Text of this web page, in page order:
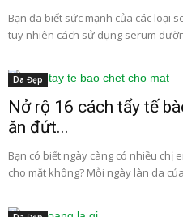
Bạn đã biết sức mạnh của các loại
tuy nhiên cách sử dụng serum
Da Đẹp
Nở rộ 16 cách tẩy tế
ăn đứt...
Bạn có biết ngày càng có nhiều chị
cho mặt không? Mỗi ngày làn da